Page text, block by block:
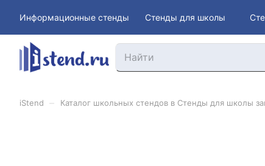
Информационные стенды Стенды для школы
iStend Каталог школьных стендов в Стенды для школы